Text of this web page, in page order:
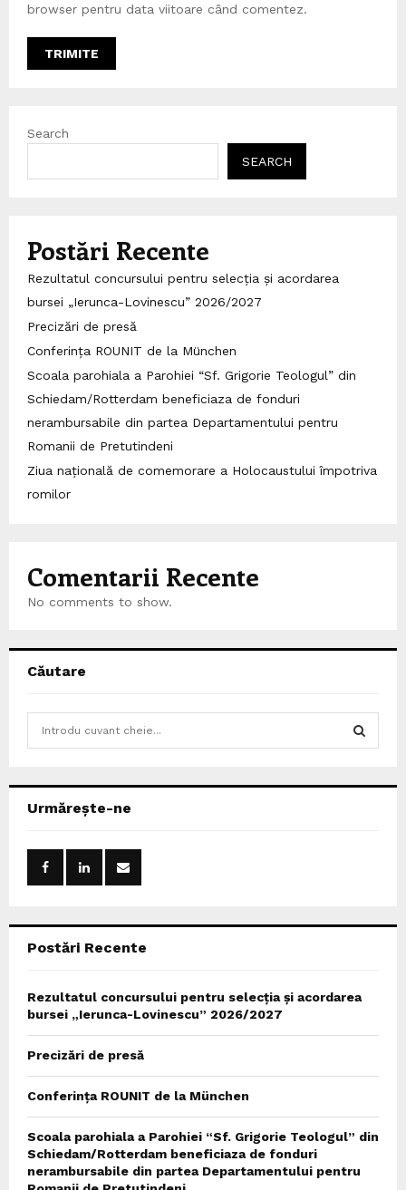
browser pentru data viitoare când comentez.
Search
SEARCH
Postări Recente
Rezultatul concursului pentru selecția și acordarea
bursei „Ierunca-Lovinescu” 2026/2027
Precizări de presă
Conferința ROUNIT de la München
Scoala parohiala a Parohiei “Sf. Grigorie Teologul” din
Schiedam/Rotterdam beneficiaza de fonduri
nerambursabile din partea Departamentului pentru
Romanii de Pretutindeni
Ziua națională de comemorare a Holocaustului împotriva
romilor
Comentarii Recente
No comments to show.
Căutare
h
o
Urmărește-ne
Postări Recente
Rezultatul concursului pentru selecția și acordarea
bursei „Ierunca-Lovinescu” 2026/2027
Precizări de presă
Conferința ROUNIT de la München
Scoala parohiala a Parohiei “Sf. Grigorie Teologul” din
Schiedam/Rotterdam beneficiaza de fonduri
nerambursabile din partea Departamentului pentru